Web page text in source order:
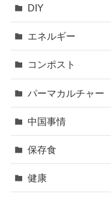
DIY
エネルギー
コンポスト
パーマカルチャー
中国事情
保存食
健康